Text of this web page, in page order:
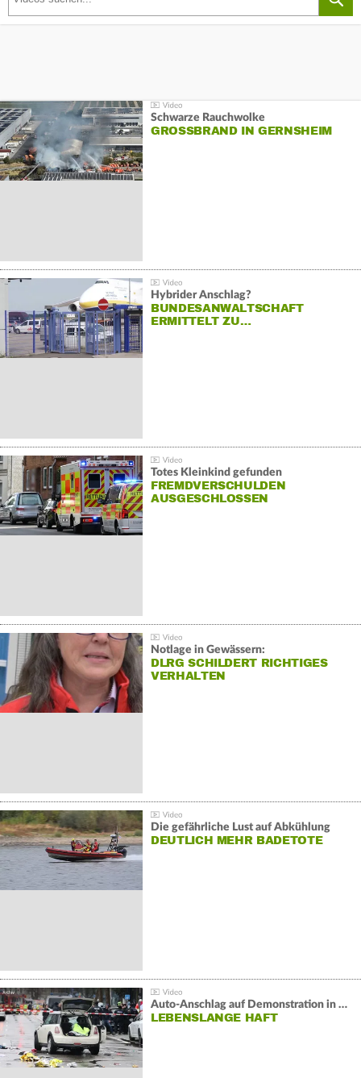
Schwarze Rauchwolke
GROSSBRAND IN GERNSHEIM
Hybrider Anschlag?
BUNDESANWALTSCHAFT
ERMITTELT ZU…
Totes Kleinkind gefunden
FREMDVERSCHULDEN
AUSGESCHLOSSEN
Notlage in Gewässern:
DLRG SCHILDERT RICHTIGES
VERHALTEN
Die gefährliche Lust auf Abkühlung
DEUTLICH MEHR BADETOTE
Auto-Anschlag auf Demonstration in München:
LEBENSLANGE HAFT